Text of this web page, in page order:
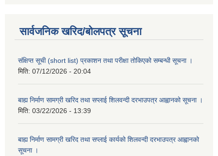
सार्वजनिक खरिद/बोलपत्र सूचना
संक्षिप्त सूची (short list) प्रकाशन तथा परीक्षा तोकिएको सम्बन्धी सूचना ।
मिति: 07/12/2026 - 20:04
बाह्य निर्माण सामग्री खरिद तथा सप्लाई शिलवन्दी दरभाउपत्र आह्वानको सूचना ।
मिति: 03/22/2026 - 13:39
बाह्य निर्माण सामग्री खरिद तथा सप्लाई कार्यको शिलवन्दी दरभाउपत्र आह्वानको
सूचना ।